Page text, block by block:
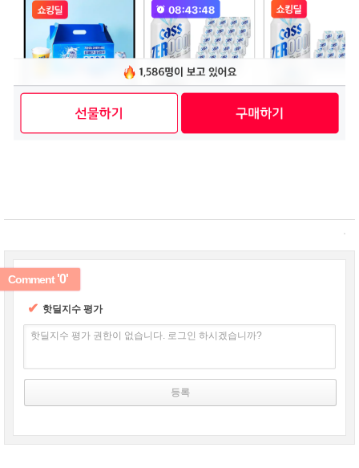
✔ 핫딜지수 평가
핫딜지수 평가 권한이 없습니다. 로그인 하시겠습니까?
Comment'0'